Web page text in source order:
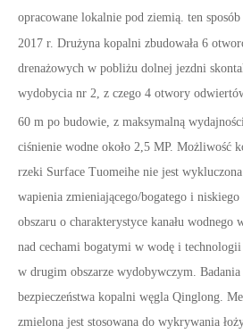
opracowane lokalnie pod ziemią. ten sposób
2017 r. Drużyna kopalni zbudowała 6
drenażowych w pobliżu dolnej jezdni
wydobycia nr 2, z czego 4 otwory
60 m po budowie, z maksymalną
ciśnienie wodne około 2,5 MP. Możliwość
rzeki Surface Tuomeihe nie jest
wapienia zmieniającego/bogatego i
obszaru o charakterystyce kanału wodnego
nad cechami bogatymi w wodę i
w drugim obszarze wydobywczym.
bezpieczeństwa kopalni węgla Qinglong.
zmielona jest stosowana do wykrywania